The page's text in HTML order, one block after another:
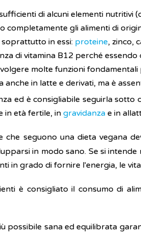
di alcuni elementi nutritivi
completamente gli alimenti di
in essi: proteine, zinco,
di vitamina B12 perché
molte funzioni
in latte e derivati, ma è
ed è consigliabile seguirla
in età fertile, in gravidanza e in
seguono una dieta vegana
in modo sano. Se si
in grado di fornire l'energia, le
è consigliato il consumo di
possibile sana ed equilibrata